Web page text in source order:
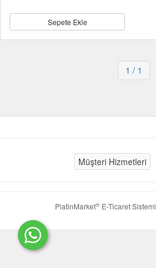
Sepete Ekle
1 / 1
Müşteri Hizmetleri
PlatinMarket®E-Ticaret Sistemi